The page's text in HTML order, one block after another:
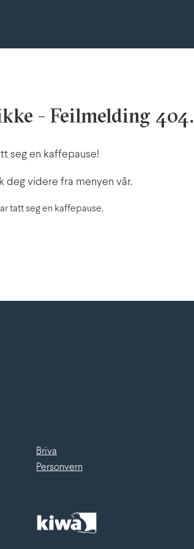
- Feilmelding 404.
seg en kaffepause!
deg videre fra menyen vår.
Briva
Personvern